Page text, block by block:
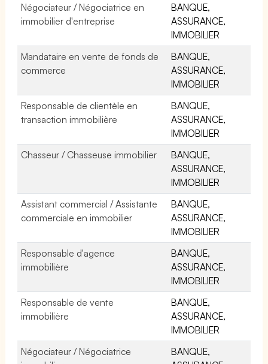
Négociateur / Négociatrice en
immobilier d'entreprise
BANQUE,
ASSURANCE,
IMMOBILIER
Mandataire en vente de fonds de
commerce
BANQUE,
ASSURANCE,
IMMOBILIER
Responsable de clientèle en
transaction immobilière
BANQUE,
ASSURANCE,
IMMOBILIER
Chasseur / Chasseuse immobilier
BANQUE,
ASSURANCE,
IMMOBILIER
Assistant commercial / Assistante
commerciale en immobilier
BANQUE,
ASSURANCE,
IMMOBILIER
Responsable d'agence
immobilière
BANQUE,
ASSURANCE,
IMMOBILIER
Responsable de vente
immobilière
BANQUE,
ASSURANCE,
IMMOBILIER
Négociateur / Négociatrice
BANQUE,